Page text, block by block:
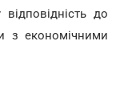
до
з економічними